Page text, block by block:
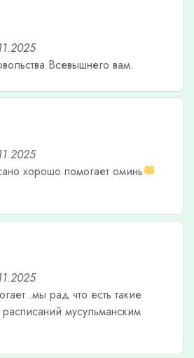
Всевышнего вам.
хорошо помогает оминь
.мы рад что есть такие
мусульманским